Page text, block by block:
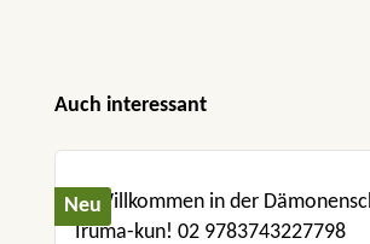
Produktgalerie überspringen
Auch interessant
Neu